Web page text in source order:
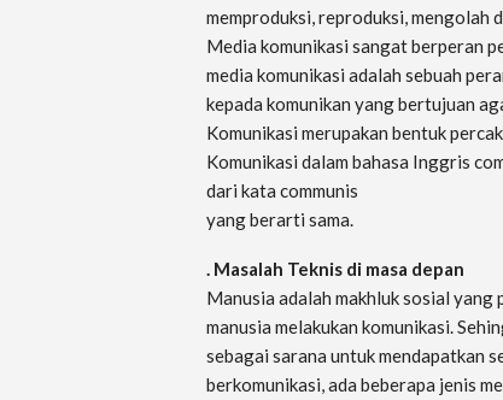
memproduksi, reproduksi, mengolah
Media komunikasi sangat berperan
media komunikasi adalah sebuah
kepada komunikan yang bertujuan
Komunikasi merupakan bentuk
Komunikasi dalam bahasa Inggris
dari kata communis
yang berarti sama.
. Masalah Teknis di masa depan
Manusia adalah makhluk sosial
manusia melakukan komunikasi.
sebagai sarana untuk mendapatkan
berkomunikasi, ada beberapa jenis